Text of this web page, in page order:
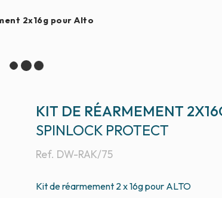
2x16g pour Alto
KIT DE RÉARMEMENT
Ref. DW-RAK/75
SPINLOCK PROTECT